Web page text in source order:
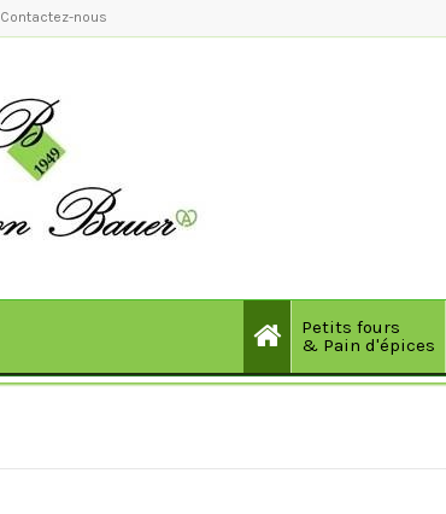
Contactez-nous
Petits fours
& Pain d'épices